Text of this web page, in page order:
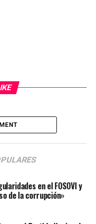
en el FOSOVI y
de la corrupción»